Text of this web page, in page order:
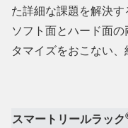
た詳細な課題を解決す
ソフト面とハード面
タマイズをおこない、
スマートリールラック